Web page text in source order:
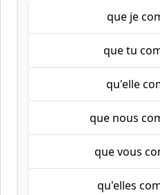
que je
que tu
qu'elle
que nous
que vous
qu'elles